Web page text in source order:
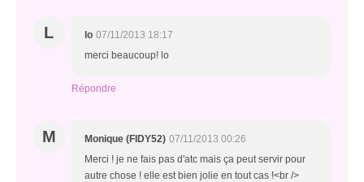
L lo 07/11/2013 18:17
merci beaucoup! lo
Répondre
M Monique (FIDY52) 07/11/2013 00:26
Merci ! je ne fais pas d'atc mais ça peut servir pour
autre chose ! elle est bien jolie en tout cas !<br />